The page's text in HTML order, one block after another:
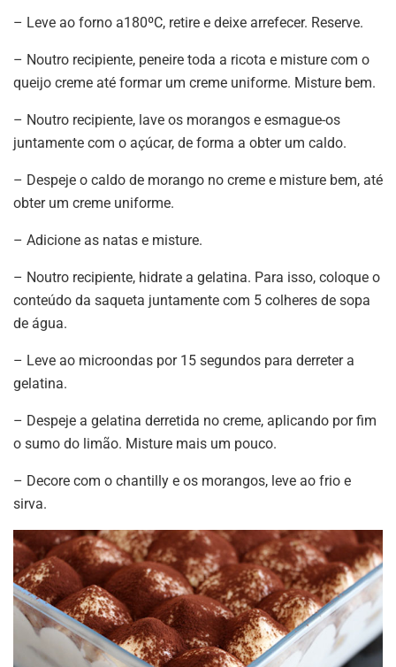
– Leve ao forno a180ºC, retire e deixe arrefecer. Reserve.
– Noutro recipiente, peneire toda a ricota e misture com o
queijo creme até formar um creme uniforme. Misture bem.
– Noutro recipiente, lave os morangos e esmague-os
juntamente com o açúcar, de forma a obter um caldo.
– Despeje o caldo de morango no creme e misture bem, até
obter um creme uniforme.
– Adicione as natas e misture.
– Noutro recipiente, hidrate a gelatina. Para isso, coloque o
conteúdo da saqueta juntamente com 5 colheres de sopa
de água.
– Leve ao microondas por 15 segundos para derreter a
gelatina.
– Despeje a gelatina derretida no creme, aplicando por fim
o sumo do limão. Misture mais um pouco.
– Decore com o chantilly e os morangos, leve ao frio e
sirva.